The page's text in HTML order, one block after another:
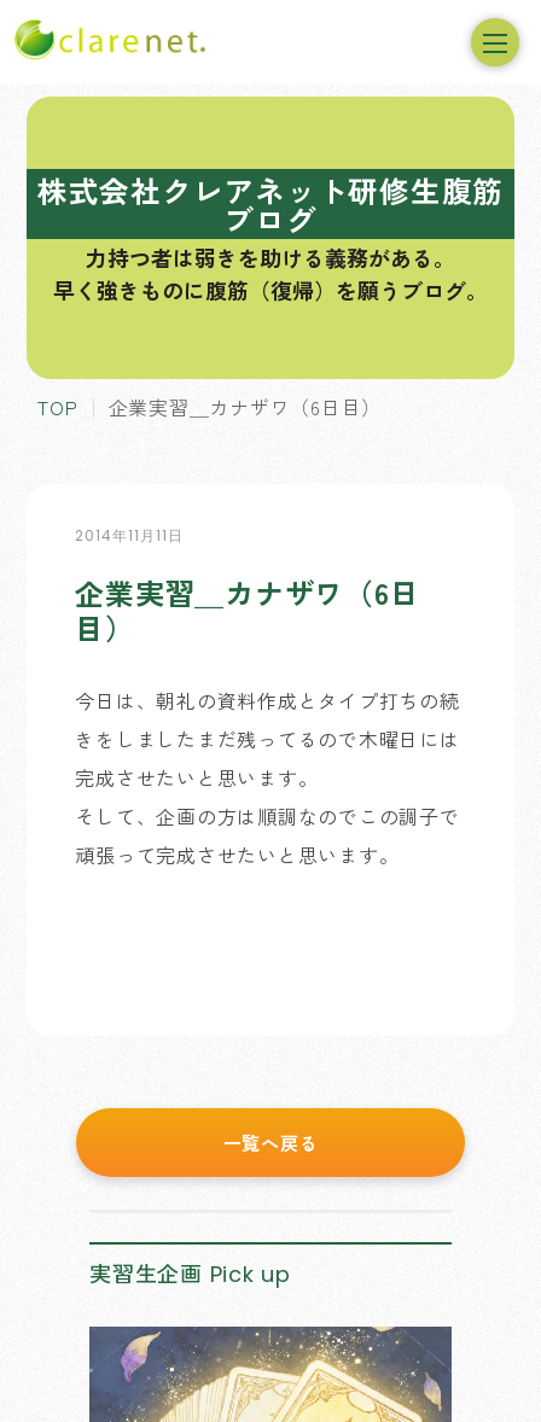
株式会社クレアネット研修生腹筋
ブログ
力持つ者は弱きを助ける義務がある。
早く強きものに腹筋（復帰）を願うブログ。
TOP 企業実習＿カナザワ（6日目）
2014年11月11日
企業実習＿カナザワ（6日
目）
今日は、朝礼の資料作成とタイプ打ちの続
きをしましたまだ残ってるので木曜日には
完成させたいと思います。
そして、企画の方は順調なのでこの調子で
頑張って完成させたいと思います。
一覧へ戻る
実習生企画 Pick up